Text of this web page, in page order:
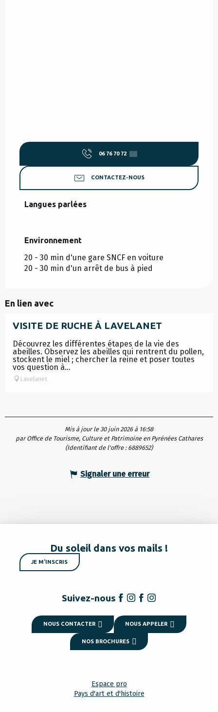
06 76 70 72 ▒▒
CONTACTEZ-NOUS
Langues parlées
Langues parlées
Environnement
Environnement
20 - 30 min d'une gare SNCF en voiture
20 - 30 min d'un arrêt de bus à pied
En lien avec
VISITE DE RUCHE À LAVELANET
Découvrez les différentes étapes de la vie des
abeilles. Observez les abeilles qui rentrent du pollen,
stockent le miel ; chercher la reine et poser toutes
vos question à...
Lavelanet
Mis à jour le 30 juin 2026 à 16:58
par Office de Tourisme, Culture et Patrimoine en Pyrénées Cathares
(Identifiant de l'offre : 6889652)
Signaler une erreur
Du soleil dans vos mails !
JE M'INSCRIS
Suivez-nous
NOUS CONTACTER NOUS APPELER
NOS BROCHURES
Espace pro
Pays d'art et d'histoire